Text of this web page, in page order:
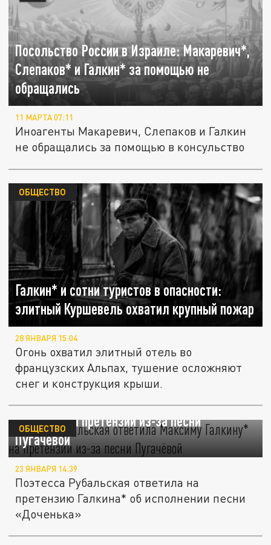
Посольство России в Израиле: Макаревич*,
Слепаков* и Галкин* за помощью не
обращались
11 МАРТА 07:11
Иноагенты Макаревич, Слепаков и Галкин
не обращались за помощью в консульство
Галкин* и сотни туристов в опасности:
элитный Куршевель охватил крупный пожар
ОБЩЕСТВО
28 ЯНВАРЯ 15:04
Огонь охватил элитный отель во
французских Альпах, тушение осложняют
снег и конструкция крыши.
Лариса Рубальская ответила Максиму
Галкину* на претензии из-за песни
Пугачёвой
ОБЩЕСТВО
23 ЯНВАРЯ 14:39
Поэтесса Рубальская ответила на
претензию Галкина* об исполнении песни
«Доченька»